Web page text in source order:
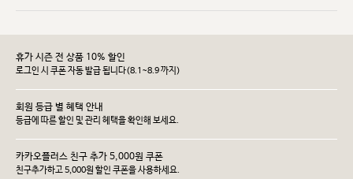
휴가 시즌 전 상품 10% 할인
로그인 시 쿠폰 자동 발급 됩니다(8.1~8.9 까지)
회원 등급 별 혜택 안내
등급에 따른 할인 및 관리 헤택을 확인해 보세요.
카카오플러스 친구 추가 5,000원 쿠폰
친구추가하고 5,000원 할인 쿠폰을 사용하세요.